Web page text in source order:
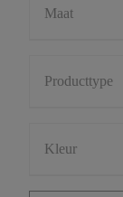
Maat
Producttype
Kleur